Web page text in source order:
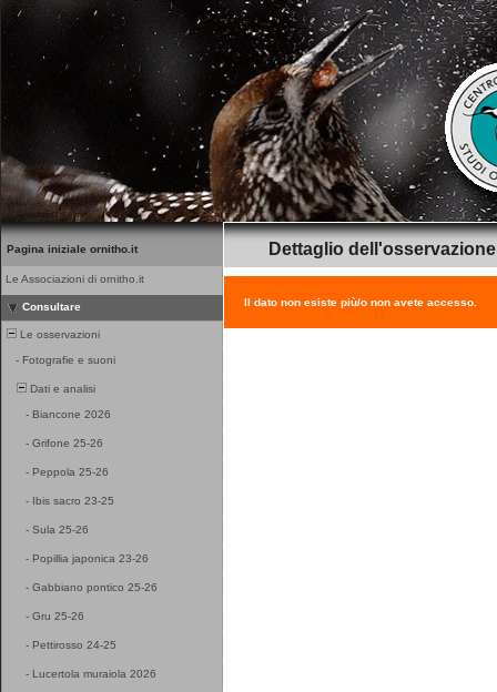
Pagina iniziale ornitho.it
Le Associazioni di ornitho.it
Consultare
Le osservazioni
- Fotografie e suoni
Dati e analisi
- Biancone 2026
- Grifone 25-26
- Peppola 25-26
- Ibis sacro 23-25
- Sula 25-26
- Popillia japonica 23-26
- Gabbiano pontico 25-26
- Gru 25-26
- Pettirosso 24-25
- Lucertola muraiola 2026
Dettaglio dell'osservazione
Il dato non esiste più/o non avete accesso.